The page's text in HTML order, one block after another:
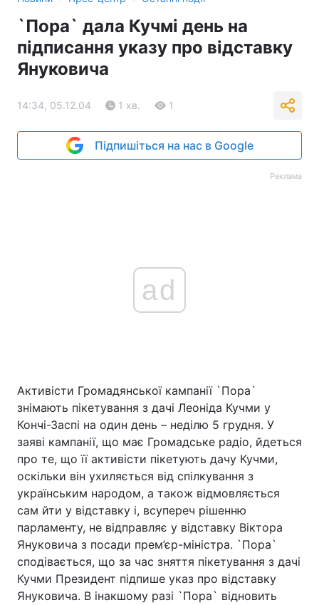
`Пора` дала Кучмі день на
підписання указу про відставку
Януковича
14:34, 05.12.04 1 хв. 1
Підпишіться на нас в Google
Реклама
ad
Активісти Громадянської кампанії `Пора`
знімають пікетування з дачі Леоніда Кучми у
Кончі-Заспі на один день – неділю 5 грудня. У
заяві кампанії, що має Громадське радіо, йдеться
про те, що її активісти пікетують дачу Кучми,
оскільки він ухиляється від спілкування з
українським народом, а також відмовляється
сам йти у відставку і, всупереч рішенню
парламенту, не відправляє у відставку Віктора
Януковича з посади прем’єр-міністра. `Пора`
сподівається, що за час зняття пікетування з дачі
Кучми Президент підпише указ про відставку
Януковича. В інакшому разі `Пора` відновить